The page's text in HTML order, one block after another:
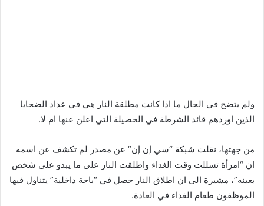
ولم يتضح في الحال ما اذا كانت مطلقة النار هي في عداد الضحايا
الذين اوردهم قائد الشرطة في الحصيلة التي اعلن عنها ام لا.
من جهتها، نقلت شبكة “سي إن إن” عن مصدر لم تكشف عن اسمه
ان “امرأة تسللت وقت الغداء واطلقت النار على ما يبدو على شخص
بعينه”، مشيرة الى ان اطلاق النار حصل في “باحة داخلية” يتناول فيها
الموظفون طعام الغداء في العادة.